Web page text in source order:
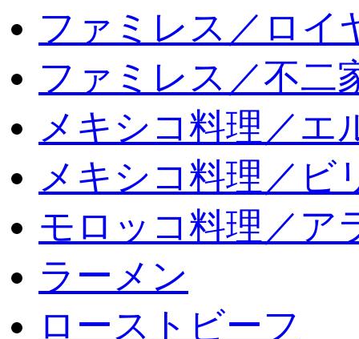
ファミレス／ロイ
ファミレス／不二
メキシコ料理／エ
メキシコ料理／ビ
モロッコ料理／ア
ラーメン
ローストビーフ